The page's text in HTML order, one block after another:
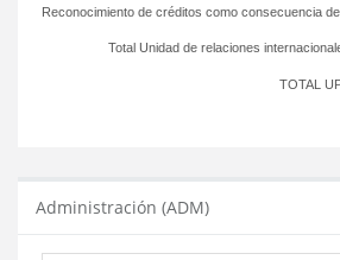
TOTAL
Total Unidad de relaciones
Reconocimiento de créditos como consecuencia
Administración (ADM)